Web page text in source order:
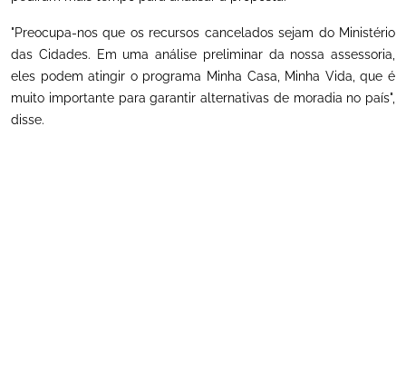
"Preocupa-nos que os recursos cancelados sejam do Ministério
das Cidades. Em uma análise preliminar da nossa assessoria,
eles podem atingir o programa Minha Casa, Minha Vida, que é
muito importante para garantir alternativas de moradia no país",
disse.